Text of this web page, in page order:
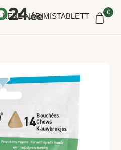
0
NÄRIMISTABLETT